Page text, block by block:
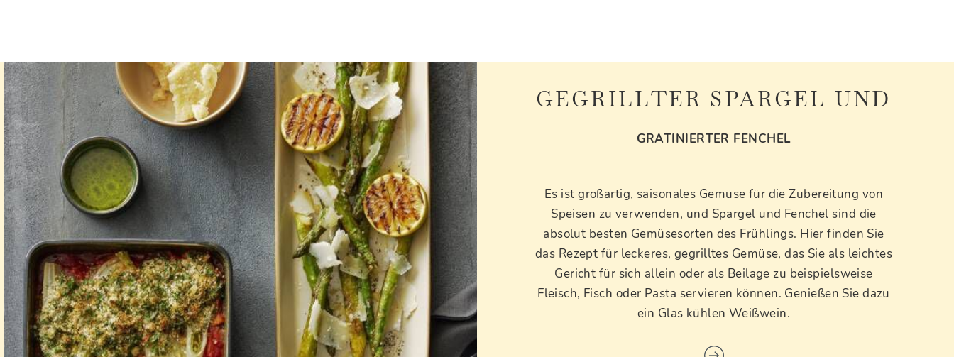
GEGRILLTER SPARGEL UND
GRATINIERTER FENCHEL
Es ist großartig, saisonales Gemüse für die Zubereitung von
Speisen zu verwenden, und Spargel und Fenchel sind die
absolut besten Gemüsesorten des Frühlings. Hier finden Sie
das Rezept für leckeres, gegrilltes Gemüse, das Sie als leichtes
Gericht für sich allein oder als Beilage zu beispielsweise
Fleisch, Fisch oder Pasta servieren können. Genießen Sie dazu
ein Glas kühlen Weißwein.